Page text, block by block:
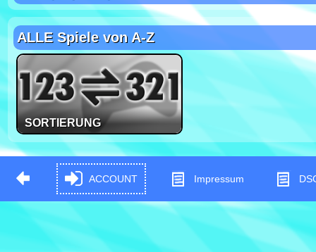
ALLE Spiele von A-Z
SORTIERUNG
ACCOUNT Impressum